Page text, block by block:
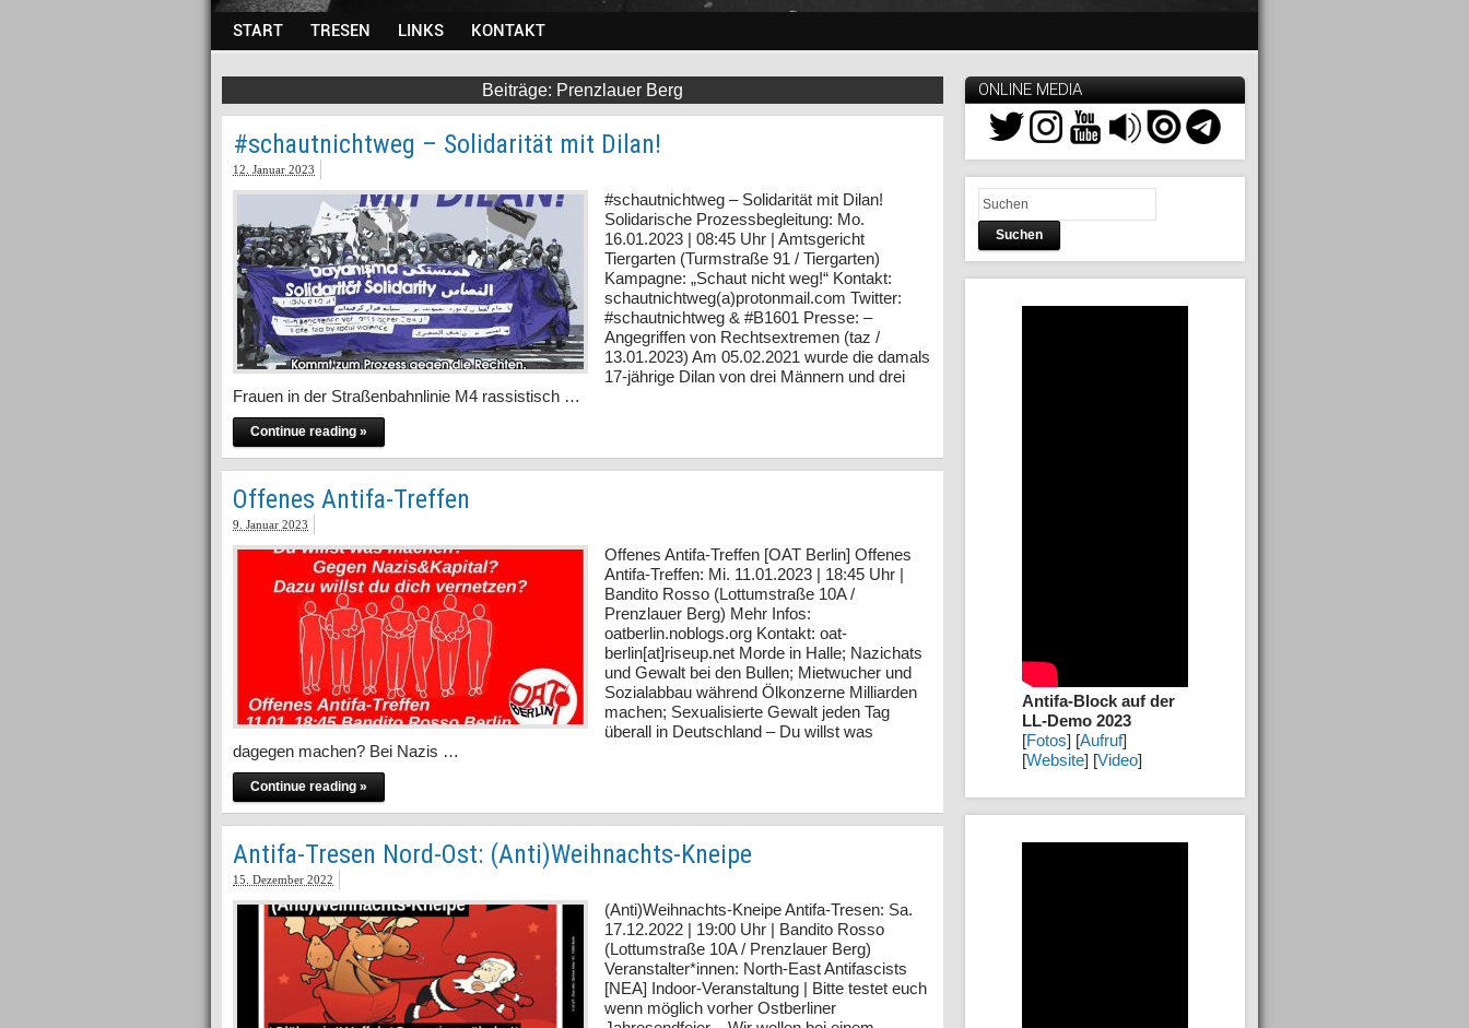
START TRESEN LINKS KONTAKT
Prenzlauer Berg
#schautnichtweg – Solidarität mit Dilan!
12. Januar 2023
#schautnichtweg – Solidarität mit Dilan!
Solidarische Prozessbegleitung: Mo.
16.01.2023 | 08:45 Uhr | Amtsgericht
Tiergarten (Turmstraße 91 / Tiergarten)
Kampagne: „Schaut nicht weg!“ Kontakt:
schautnichtweg(a)protonmail.com Twitter:
#schautnichtweg & #B1601 Presse: –
Angegriffen von Rechtsextremen (taz /
13.01.2023) Am 05.02.2021 wurde die damals
17-jährige Dilan von drei Männern und drei
Frauen in der Straßenbahnlinie M4 rassistisch …
Continue reading »
Offenes Antifa-Treffen
9. Januar 2023
Offenes Antifa-Treffen [OAT Berlin] Offenes
Antifa-Treffen: Mi. 11.01.2023 | 18:45 Uhr |
Bandito Rosso (Lottumstraße 10A /
Prenzlauer Berg) Mehr Infos:
oatberlin.noblogs.org Kontakt: oat-
berlin[at]riseup.net Morde in Halle; Nazichats
und Gewalt bei den Bullen; Mietwucher und
Sozialabbau während Ölkonzerne Milliarden
machen; Sexualisierte Gewalt jeden Tag
überall in Deutschland – Du willst was
dagegen machen? Bei Nazis …
Continue reading »
Antifa-Tresen Nord-Ost: (Anti)Weihnachts-Kneipe
15. Dezember 2022
(Anti)Weihnachts-Kneipe Antifa-Tresen: Sa.
17.12.2022 | 19:00 Uhr | Bandito Rosso
(Lottumstraße 10A / Prenzlauer Berg)
Veranstalter*innen: North-East Antifascists
[NEA] Indoor-Veranstaltung | Bitte testet euch
wenn möglich vorher Ostberliner
ONLINE MEDIA
Suchen
Antifa-Block auf der
LL-Demo 2023
[Fotos] [Aufruf]
[Website] [Video]